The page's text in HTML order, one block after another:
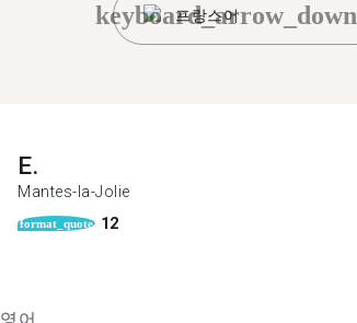
프랑스어
keyboard_arrow_down
E.
Mantes-la-Jolie
format_quote 12
영어